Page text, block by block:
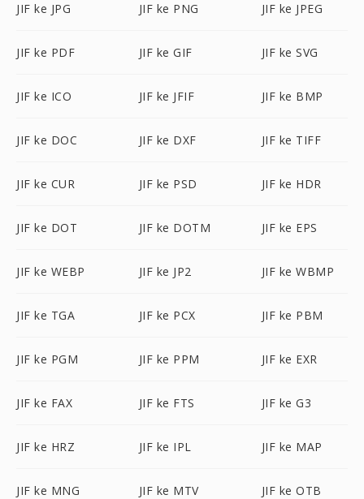
JIF ke JPG JIF ke PNG JIF ke JPEG
JIF ke PDF JIF ke GIF JIF ke SVG
JIF ke ICO JIF ke JFIF JIF ke BMP
JIF ke DOC JIF ke DXF JIF ke TIFF
JIF ke CUR JIF ke PSD JIF ke HDR
JIF ke DOT JIF ke DOTM JIF ke EPS
JIF ke WEBP JIF ke JP2 JIF ke WBMP
JIF ke TGA JIF ke PCX JIF ke PBM
JIF ke PGM JIF ke PPM JIF ke EXR
JIF ke FAX JIF ke FTS JIF ke G3
JIF ke HRZ JIF ke IPL JIF ke MAP
JIF ke MNG JIF ke MTV JIF ke OTB